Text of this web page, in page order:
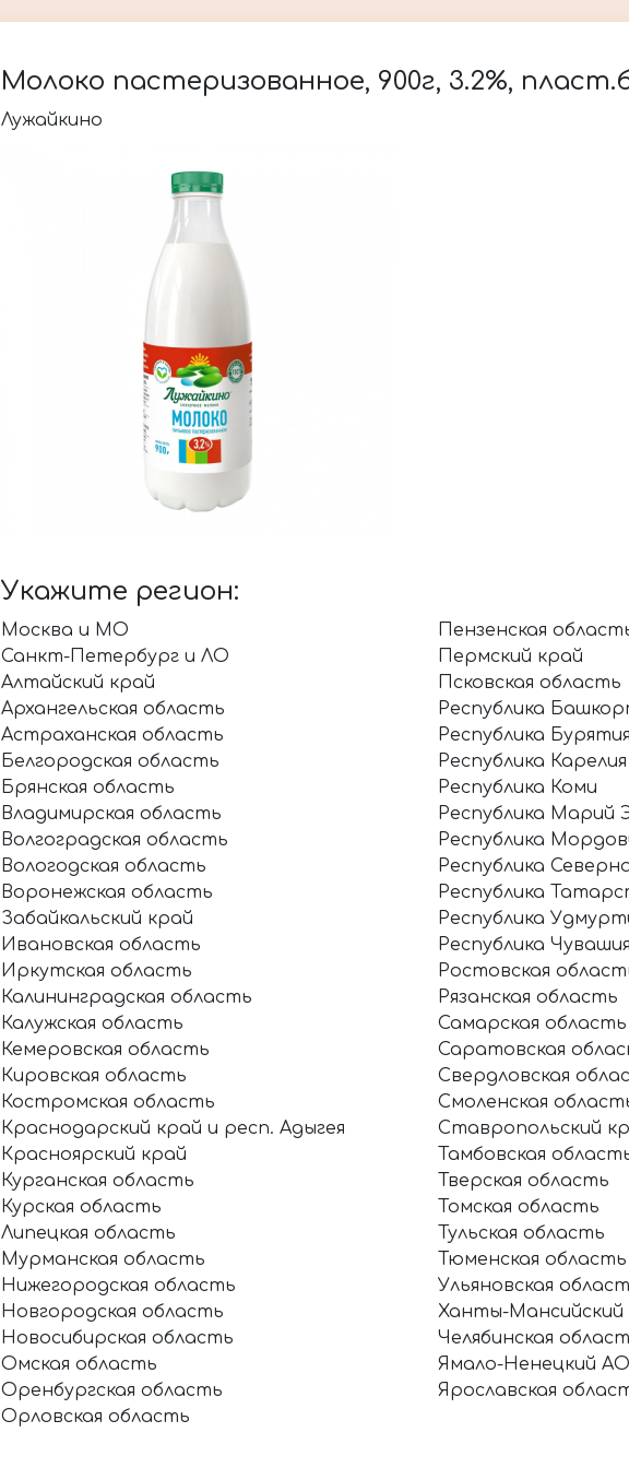
Молоко пастеризованное, 900г, 3.2%,
Лужайкино
Укажите регион:
Москва и МО
Санкт-Петербург и ЛО
Алтайский край
Архангельская область
Астраханская область
Белгородская область
Брянская область
Владимирская область
Волгоградская область
Вологодская область
Воронежская область
Забайкальский край
Ивановская область
Иркутская область
Калининградская область
Калужская область
Кемеровская область
Кировская область
Костромская область
Краснодарский край и респ. Адыгея
Красноярский край
Курганская область
Курская область
Липецкая область
Мурманская область
Нижегородская область
Новгородская область
Новосибирская область
Омская область
Оренбургская область
Орловская область
Пензенская
Пермский край
Псковская область
Республика
Республика Бурятия
Республика Карелия
Республика Коми
Республика Марий
Республика
Республика
Республика
Республика
Республика Чувашия
Ростовская
Рязанская область
Самарская область
Саратовская
Свердловская
Смоленская
Ставропольский
Тамбовская
Тверская область
Томская область
Тульская область
Тюменская область
Ульяновская
Ханты-
Челябинская
Ямало-Ненецкий АО
Ярославская